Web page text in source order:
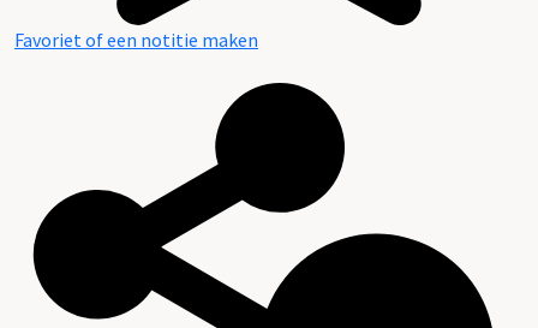
Favoriet of een notitie maken